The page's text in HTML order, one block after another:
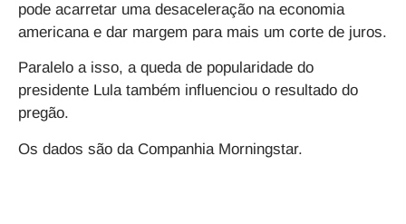
pode acarretar uma desaceleração na economia
americana e dar margem para mais um corte de juros.
Paralelo a isso, a queda de popularidade do
presidente Lula também influenciou o resultado do
pregão.
Os dados são da Companhia Morningstar.